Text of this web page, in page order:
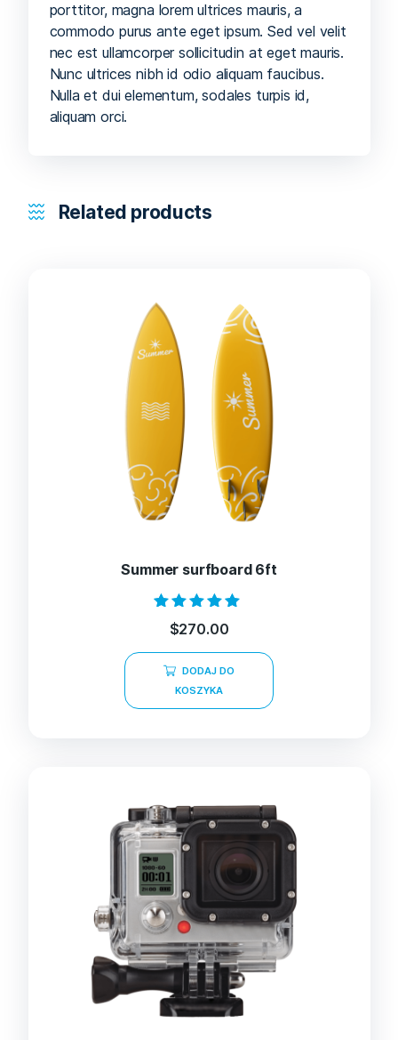
porttitor, magna lorem ultrices mauris, a
commodo purus ante eget ipsum. Sed vel velit
nec est ullamcorper sollicitudin at eget mauris.
Nunc ultrices nibh id odio aliquam faucibus.
Nulla et dui elementum, sodales turpis id,
aliquam orci.
Related products
Summer surfboard 6ft
Oceniono
5.00
na 5
$270.00
DODAJ DO
KOSZYKA